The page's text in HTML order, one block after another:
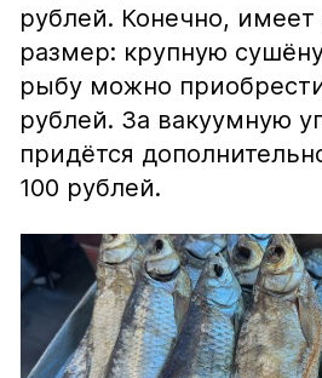
рублей. Конечно, имеет
размер: крупную
рыбу можно
рублей. За вакуумную
придётся
100 рублей.